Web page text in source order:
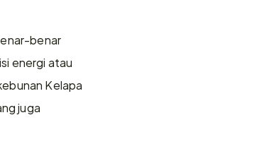
benar
energi atau
Kelapa
juga